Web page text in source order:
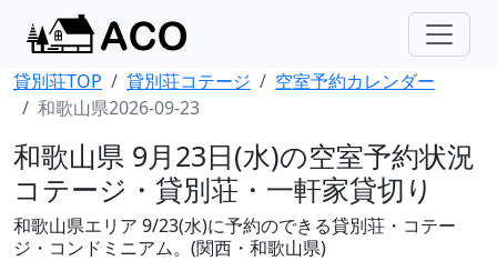
貸別荘TOP 貸別荘コテージ
空室予約カレンダー
和歌山県2026-09-23
和歌山県 9月23日(水)の空室予約状況
コテージ・貸別荘・一軒家貸切り
和歌山県エリア 9/23(水)に予約のできる貸別荘・コテー
ジ・コンドミニアム。(関西・和歌山県)